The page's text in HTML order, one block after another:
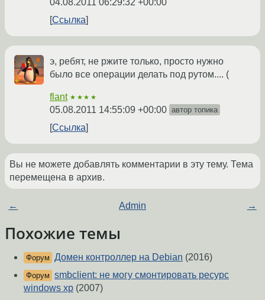
04.08.2011 06:29:32 +00:00
Ссылка
э, ребят, не ржите только, просто нужно
было все операции делать под рутом.... (
flant ★★★★
05.08.2011 14:55:09 +00:00 автор топика
Ссылка
Вы не можете добавлять комментарии в эту тему. Тема
перемещена в архив.
← Admin →
Похожие темы
Форум Домен контроллер на Debian (2016)
Форум smbclient: не могу смонтировать ресурс
windows xp (2007)